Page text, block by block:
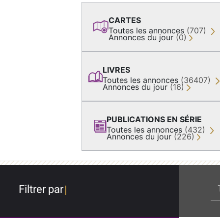
CARTES
Toutes les annonces (707)
Annonces du jour (0)
LIVRES
Toutes les annonces (36407)
Annonces du jour (16)
PUBLICATIONS EN SÉRIE
Toutes les annonces (432)
Annonces du jour (226)
Filtrer par